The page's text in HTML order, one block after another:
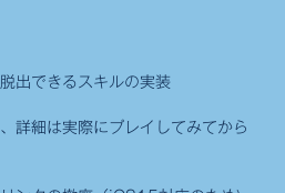
出できるスキルの実装
詳細は実際にプレイしてみてから